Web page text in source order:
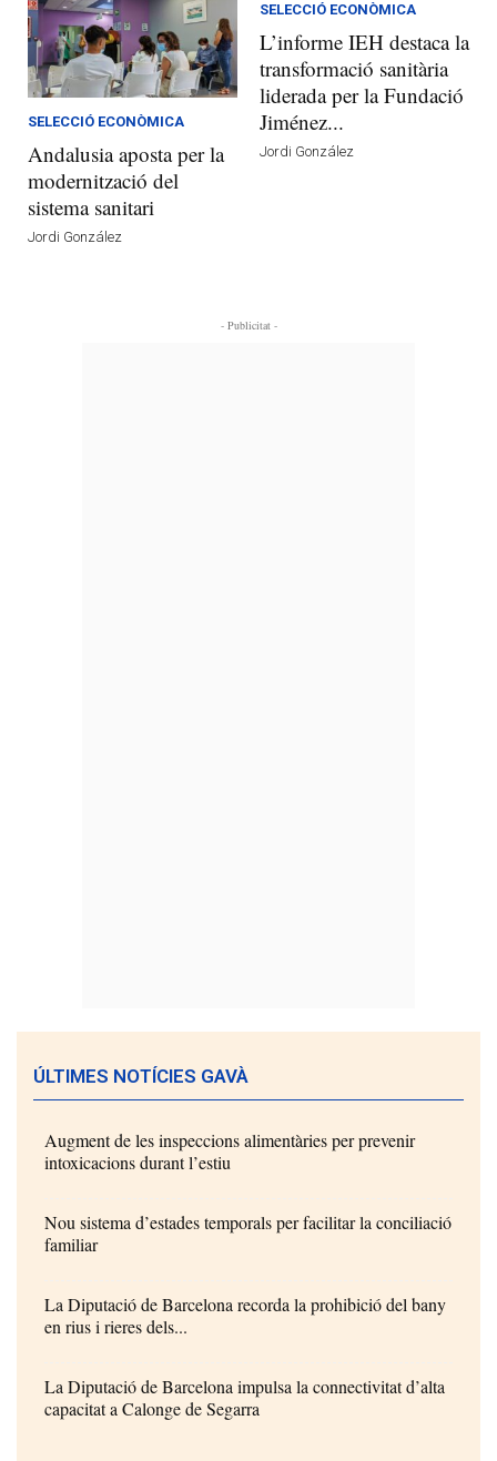
SELECCIÓ ECONÒMICA
Andalusia aposta per la
modernització del
sistema sanitari
Jordi González
SELECCIÓ ECONÒMICA
L’informe IEH destaca la
transformació sanitària
liderada per la Fundació
Jiménez...
Jordi González
- Publicitat -
ÚLTIMES NOTÍCIES GAVÀ
Augment de les inspeccions alimentàries per prevenir
intoxicacions durant l’estiu
Nou sistema d’estades temporals per facilitar la conciliació
familiar
La Diputació de Barcelona recorda la prohibició del bany
en rius i rieres dels...
La Diputació de Barcelona impulsa la connectivitat d’alta
capacitat a Calonge de Segarra